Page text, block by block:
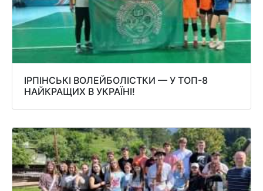
ІРПІНСЬКІ ВОЛЕЙБОЛІСТКИ — У ТОП-8
НАЙКРАЩИХ В УКРАЇНІ!